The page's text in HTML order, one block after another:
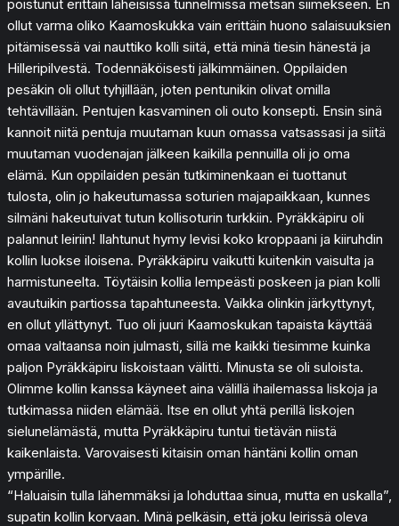
poistunut erittäin läheisissä tunnelmissa metsän siimekseen. En
ollut varma oliko Kaamoskukka vain erittäin huono salaisuuksien
pitämisessä vai nauttiko kolli siitä, että minä tiesin hänestä ja
Hilleripilvestä. Todennäköisesti jälkimmäinen. Oppilaiden
pesäkin oli ollut tyhjillään, joten pentunikin olivat omilla
tehtävillään. Pentujen kasvaminen oli outo konsepti. Ensin sinä
kannoit niitä pentuja muutaman kuun omassa vatsassasi ja siitä
muutaman vuodenajan jälkeen kaikilla pennuilla oli jo oma
elämä. Kun oppilaiden pesän tutkiminenkaan ei tuottanut
tulosta, olin jo hakeutumassa soturien majapaikkaan, kunnes
silmäni hakeutuivat tutun kollisoturin turkkiin. Pyräkkäpiru oli
palannut leiriin! Ilahtunut hymy levisi koko kroppaani ja kiiruhdin
kollin luokse iloisena. Pyräkkäpiru vaikutti kuitenkin vaisulta ja
harmistuneelta. Töytäisin kollia lempeästi poskeen ja pian kolli
avautuikin partiossa tapahtuneesta. Vaikka olinkin järkyttynyt,
en ollut yllättynyt. Tuo oli juuri Kaamoskukan tapaista käyttää
omaa valtaansa noin julmasti, sillä me kaikki tiesimme kuinka
paljon Pyräkkäpiru liskoistaan välitti. Minusta se oli suloista.
Olimme kollin kanssa käyneet aina välillä ihailemassa liskoja ja
tutkimassa niiden elämää. Itse en ollut yhtä perillä liskojen
sielunelämästä, mutta Pyräkkäpiru tuntui tietävän niistä
kaikenlaista. Varovaisesti kitaisin oman häntäni kollin oman
ympärille.
“Haluaisin tulla lähemmäksi ja lohduttaa sinua, mutta en uskalla”,
supatin kollin korvaan. Minä pelkäsin, että joku leirissä oleva